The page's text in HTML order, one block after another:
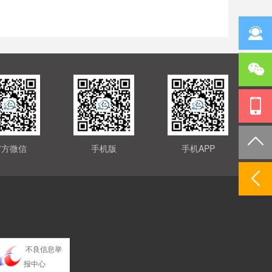
手机APP
手机版
微信
不良信息举
报中心